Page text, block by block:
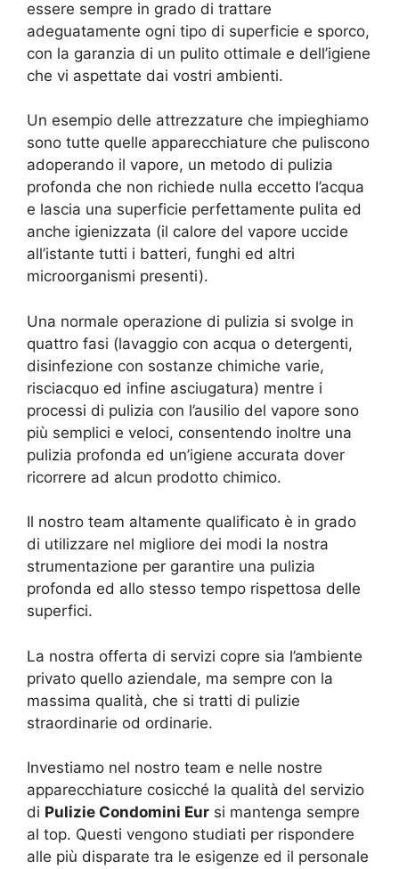
essere sempre in grado di trattare
adeguatamente ogni tipo di superficie e sporco,
con la garanzia di un pulito ottimale e dell’igiene
che vi aspettate dai vostri ambienti.
Un esempio delle attrezzature che impieghiamo
sono tutte quelle apparecchiature che puliscono
adoperando il vapore, un metodo di pulizia
profonda che non richiede nulla eccetto l’acqua
e lascia una superficie perfettamente pulita ed
anche igienizzata (il calore del vapore uccide
all’istante tutti i batteri, funghi ed altri
microorganismi presenti).
Una normale operazione di pulizia si svolge in
quattro fasi (lavaggio con acqua o detergenti,
disinfezione con sostanze chimiche varie,
risciacquo ed infine asciugatura) mentre i
processi di pulizia con l’ausilio del vapore sono
più semplici e veloci, consentendo inoltre una
pulizia profonda ed un’igiene accurata dover
ricorrere ad alcun prodotto chimico.
Il nostro team altamente qualificato è in grado
di utilizzare nel migliore dei modi la nostra
strumentazione per garantire una pulizia
profonda ed allo stesso tempo rispettosa delle
superfici.
La nostra offerta di servizi copre sia l’ambiente
privato quello aziendale, ma sempre con la
massima qualità, che si tratti di pulizie
straordinarie od ordinarie.
Investiamo nel nostro team e nelle nostre
apparecchiature cosicché la qualità del servizio
di Pulizie Condomini Eur si mantenga sempre
al top. Questi vengono studiati per rispondere
alle più disparate tra le esigenze ed il personale